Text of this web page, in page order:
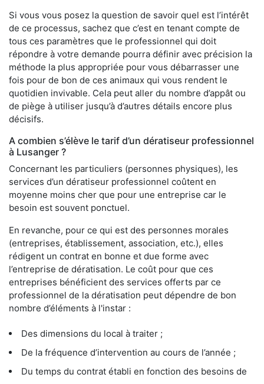
Si vous vous posez la question de savoir quel est l’intérêt
de ce processus, sachez que c’est en tenant compte de
tous ces paramètres que le professionnel qui doit
répondre à votre demande pourra définir avec précision la
méthode la plus appropriée pour vous débarrasser une
fois pour de bon de ces animaux qui vous rendent le
quotidien invivable. Cela peut aller du nombre d’appât ou
de piège à utiliser jusqu’à d’autres détails encore plus
décisifs.
A combien s’élève le tarif d’un dératiseur professionnel
à Lusanger ?
Concernant les particuliers (personnes physiques), les
services d’un dératiseur professionnel coûtent en
moyenne moins cher que pour une entreprise car le
besoin est souvent ponctuel.
En revanche, pour ce qui est des personnes morales
(entreprises, établissement, association, etc.), elles
rédigent un contrat en bonne et due forme avec
l’entreprise de dératisation. Le coût pour que ces
entreprises bénéficient des services offerts par ce
professionnel de la dératisation peut dépendre de bon
nombre d’éléments à l'instar :
Des dimensions du local à traiter ;
De la fréquence d’intervention au cours de l’année ;
Du temps du contrat établi en fonction des besoins de